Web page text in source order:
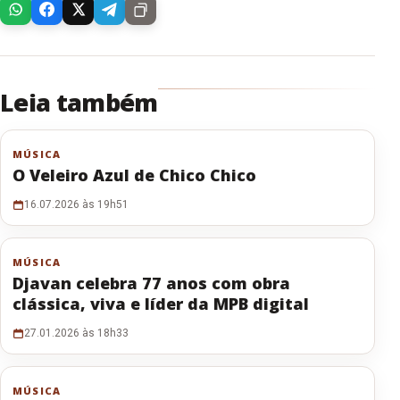
Leia também
MÚSICA
O Veleiro Azul de Chico Chico
16.07.2026 às 19h51
MÚSICA
Djavan celebra 77 anos com obra
clássica, viva e líder da MPB digital
27.01.2026 às 18h33
MÚSICA